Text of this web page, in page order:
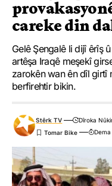
careke din
Gelê Şengalê li dijî êrîş
artêşa Iraqê meşekî
zarokên wan ên dîl girtî
berfirehtir bikin.
Stêrk TV
Dîroka